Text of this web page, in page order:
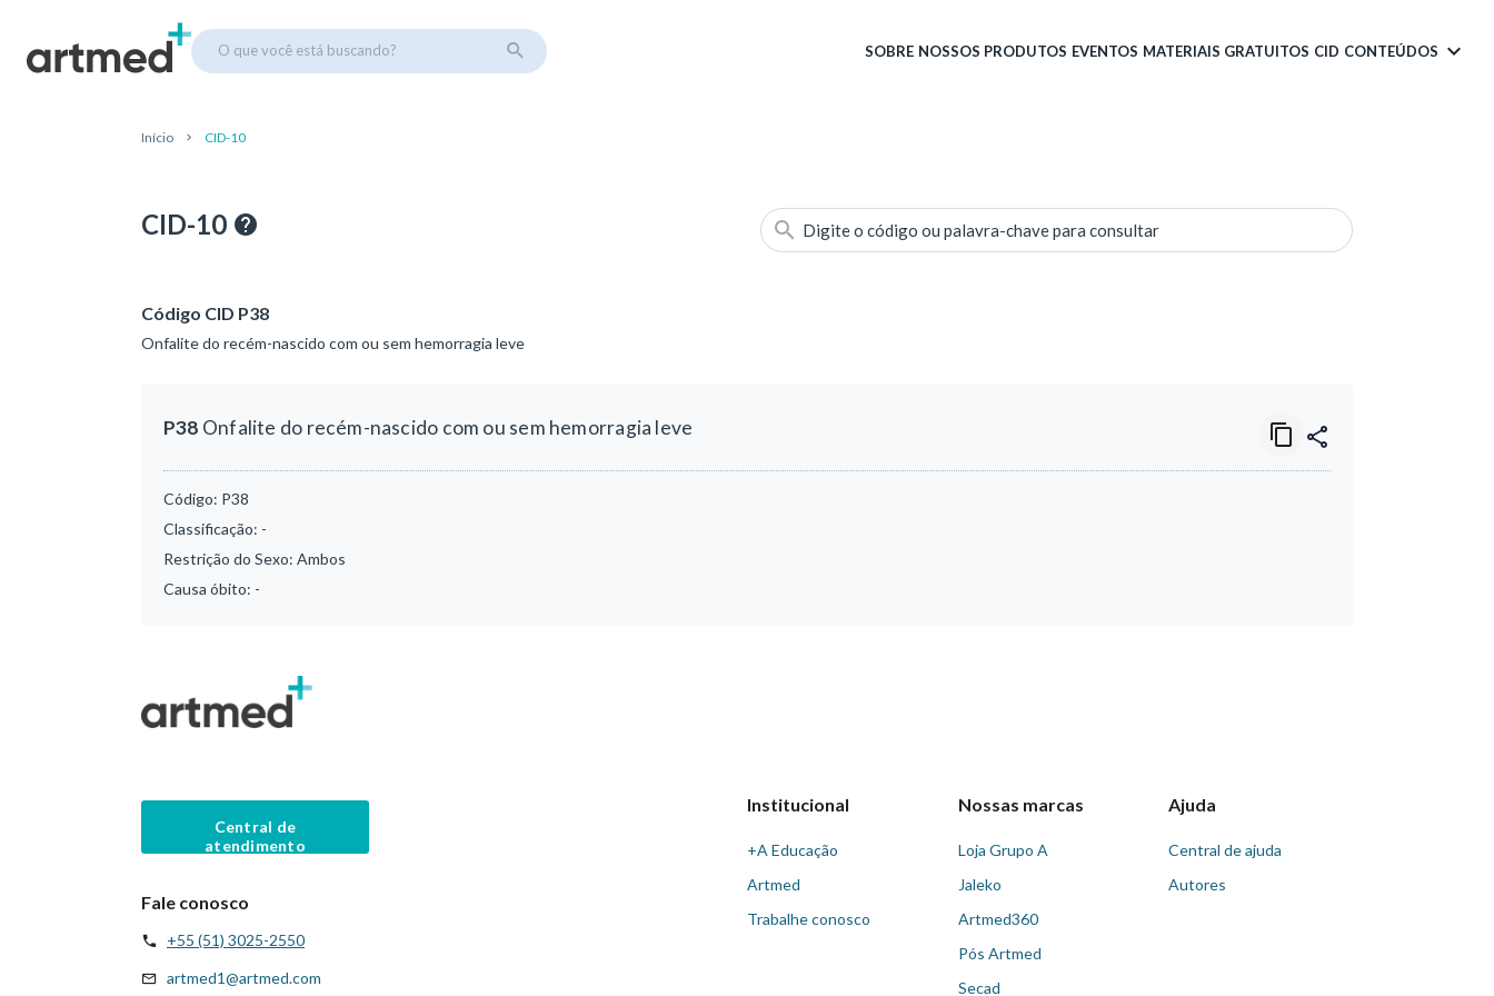
O que você está buscando? SOBRE NOSSOS PRODUTOS EVENTOS MATERIAIS GRATUITOS CID CONTEÚDOS
Início CID-10
CID-10 Digite o código ou palavra-chave para consultar
Código CID P38
Onfalite do recém-nascido com ou sem hemorragia leve
P38 Onfalite do recém-nascido com ou sem hemorragia leve
Código: P38
Classificação: -
Restrição do Sexo: Ambos
Causa óbito: -
Central de
atendimento
Fale conosco
+55 (51) 3025-2550
artmed1@artmed.com
Institucional
+A Educação
Artmed
Trabalhe conosco
Nossas marcas
Loja Grupo A
Jaleko
Artmed360
Pós Artmed
Secad
Ajuda
Central de ajuda
Autores